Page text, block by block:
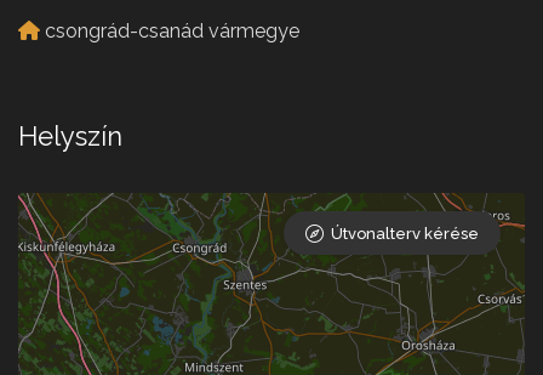
csongrád-csanád vármegye
Helyszín
Útvonalterv kérése